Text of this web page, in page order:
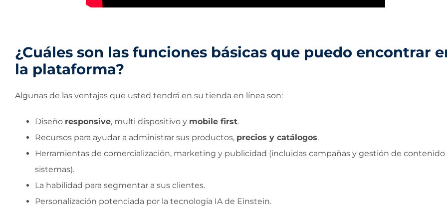
¿Cuáles son las funciones básicas que puedo encontrar
la plataforma?
Algunas de las ventajas que usted tendrá en su tienda en línea son:
Diseño responsive, multi dispositivo y mobile first.
Recursos para ayudar a administrar sus productos, precios y catálogos.
Herramientas de comercialización, marketing y publicidad (incluidas campañas y gestión de contenido
sistemas).
La habilidad para segmentar a sus clientes.
Personalización potenciada por la tecnología IA de Einstein.